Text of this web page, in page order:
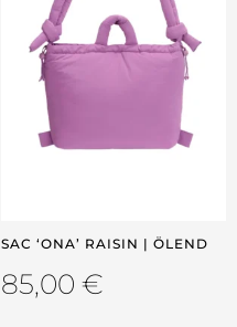
SAC ‘ONA’ RAISIN | ÖLEND
85,00 €